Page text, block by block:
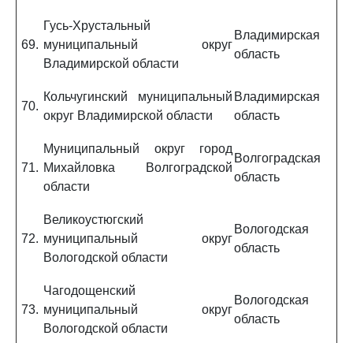
69.
Гусь-Хрустальный
муниципальный округ
Владимирской области
Владимирская
область
70.
Кольчугинский муниципальный
округ Владимирской области
Владимирская
область
71.
Муниципальный округ город
Михайловка Волгоградской
области
Волгоградская
область
72.
Великоустюгский
муниципальный округ
Вологодской области
Вологодская
область
73.
Чагодощенский
муниципальный округ
Вологодской области
Вологодская
область